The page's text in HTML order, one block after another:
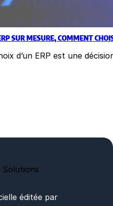
SUR MESURE, COMMENT
d’un ERP est une
éditée par